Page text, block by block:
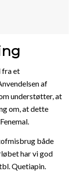
fra et
af
understøtter, at
om, at dette
både
har vi god
Quetiapin.